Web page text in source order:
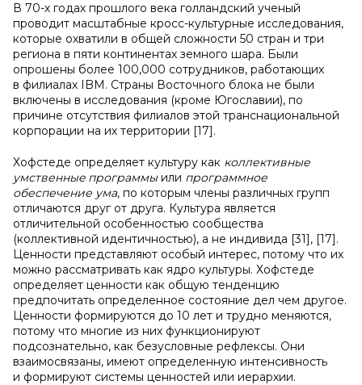
В 70-х годах прошлого века голландский ученый
проводит масштабные кросс-культурные исследования,
которые охватили в общей сложности 50 стран и три
региона в пяти континентах земного шара. Были
опрошены более 100,000 сотрудников, работающих
в филиалах IBM. Страны Восточного блока не были
включены в исследования (кроме Югославии), по
причине отсутствия филиалов этой транснациональной
корпорации на их территории [17].
Хофстеде определяет культуру как коллективныe
умственныe программыили программное
обеспечение ума, по которым члены различных групп
отличаются друг от друга. Культура является
отличительной особенностью сообщества
(коллективной идентичностью), а не индивида [31], [17].
Ценности представляют особый интерес, потому что их
можно рассматривать как ядро культуры. Хофстеде
определяет ценности как общую тенденцию
предпочитать определенное состояние дел чем другое.
Ценности формируются до 10 лет и трудно меняются,
потому что многие из них функционируют
подсознательно, как безусловные рефлексы. Они
взаимосвязаны, имеют определенную интенсивность
и формируют системы ценностей или иерархии.